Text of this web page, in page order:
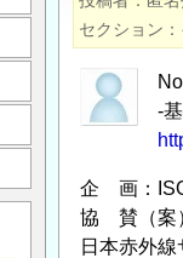
セクション
‐
企 画：
協 賛（案
日本赤外